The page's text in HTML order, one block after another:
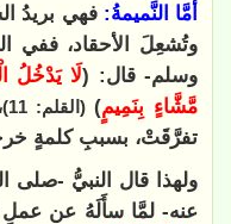
أمَّا النَّميمةُ: فهي بريدُ
وتُشعِلَ الأحقاد، ففي
وسلم- قال: (لَا يَدْخُلُ
مَّشَّاءٍ بِنَمِيمٍ)(القلم: 11)
تفرَّقَتْ، بسببِ كلمةٍ
ولهذا قال النبيُّ -صلى
عنه- لمَّا سأَلَهُ عن عملٍ